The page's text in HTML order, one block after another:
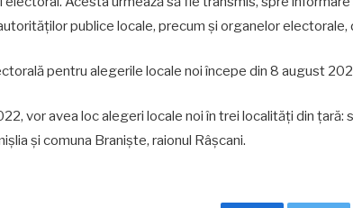
publice locale, precum şi organelor electorale,
pentru alegerile locale noi începe din 8 august
vor avea loc alegeri locale noi în trei localități din țară:
și comuna Braniște, raionul Râșcani.